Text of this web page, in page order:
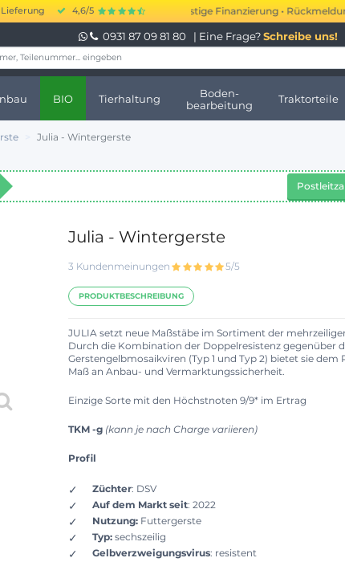
4,6/5
20.000 bis 250.000 € kurzfristige Finanzierung • Rückmeldung in
0931 87 09 81 80 | Eine Frage? Schreibe uns!
BIO Tierhaltung
Boden-
bearbeitung
Traktorteile
Julia - Wintergerste
Julia - Wintergerste
3 Kundenmeinungen 5/5
PRODUKTBESCHREIBUNG
JULIA setzt neue Maßstäbe im Sortiment der
Durch die Kombination der Doppelresistenz gegenüber
Gerstengelbmosaikviren (Typ 1 und Typ 2) bietet sie dem
Maß an Anbau- und Vermarktungssicherheit.
Einzige Sorte mit den Höchstnoten 9/9* im Ertrag
TKM -g (kann je nach Charge variieren)
Profil
Züchter: DSV
Auf dem Markt seit: 2022
Nutzung: Futtergerste
Typ: sechszeilig
Gelbverzweigungsvirus: resistent